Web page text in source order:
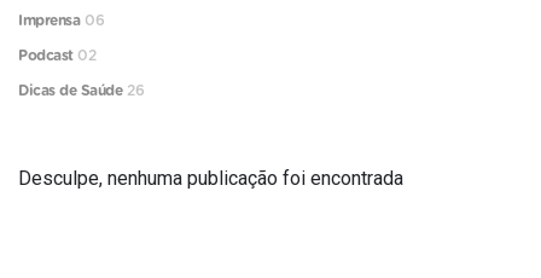
Desculpe, nenhuma publicação foi encontrada
Imprensa 06
Podcast 02
Dicas de Saúde 26